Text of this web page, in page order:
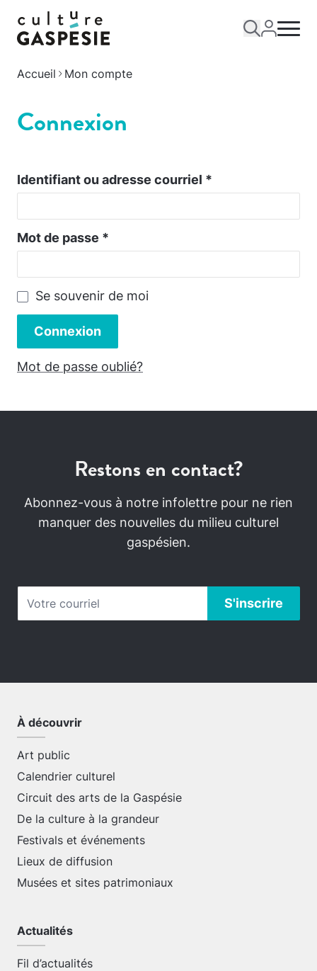
Accueil Mon compte
Connexion
Identifiant ou adresse courriel *
Mot de passe *
Se souvenir de moi
Connexion
Mot de passe oublié?
Restons en contact?
Abonnez-vous à notre infolettre pour ne rien
manquer des nouvelles du milieu culturel
gaspésien.
À découvrir
Art public
Calendrier culturel
Circuit des arts de la Gaspésie
De la culture à la grandeur
Festivals et événements
Lieux de diffusion
Musées et sites patrimoniaux
Actualités
Fil d’actualités